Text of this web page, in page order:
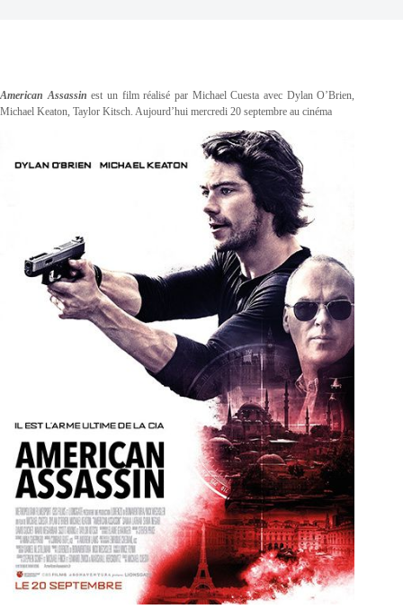
American Assassin est un film réalisé par Michael Cuesta avec Dylan O’Brien,
Michael Keaton, Taylor Kitsch. Aujourd’hui mercredi 20 septembre au cinéma